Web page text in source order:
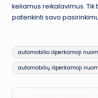
keliamus reikalavimus. Tik
patenkinti savo
Tags:
automobilio išperkamoji
automobilių išperkamoji